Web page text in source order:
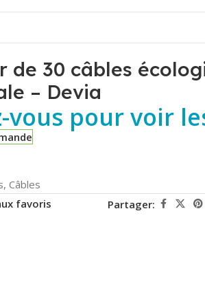
de 30 câbles
– Devia
vous pour voir
, Câbles
favoris Partager: